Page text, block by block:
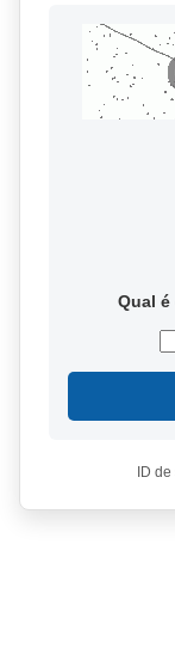
Qual
ID